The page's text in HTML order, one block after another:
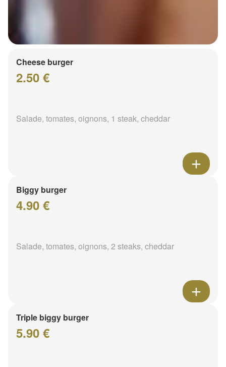
Cheese burger
2.50 €
Salade, tomates, oignons, 1 steak, cheddar
Biggy burger
4.90 €
Salade, tomates, oignons, 2 steaks, cheddar
Triple biggy burger
5.90 €